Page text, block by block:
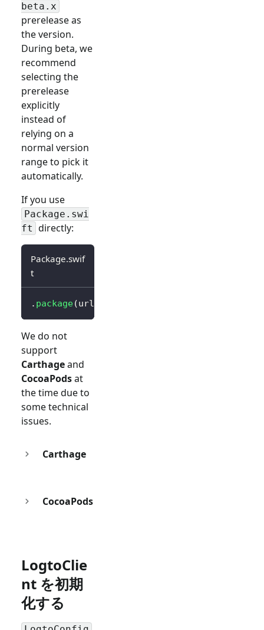
beta.x
prerelease as
the version.
During beta, we
recommend
selecting the
prerelease
explicitly
instead of
relying on a
normal version
range to pick it
automatically.
If you use
Package.swi
ft directly:
Package.swif
t
. package(url
We do not
support
Carthageand
CocoaPodsat
the time due to
some technical
issues.
Carthage
CocoaPods
LogtoClie
nt を初期
化する